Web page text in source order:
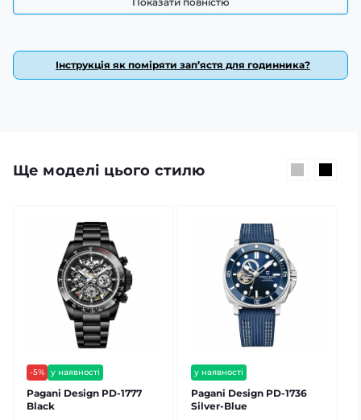
активних чоловіків.
Інструкція як поміряти зап’ястя для годинника?
Ще моделі цього стилю
-5%
у наявності
безкоштовна доставка
гарантія 12 міс
Pagani Design PD-1777
Black
у наявності
безкоштовна доставка
гарантія 12 міс
Pagani Design PD-1736
Silver-Blue